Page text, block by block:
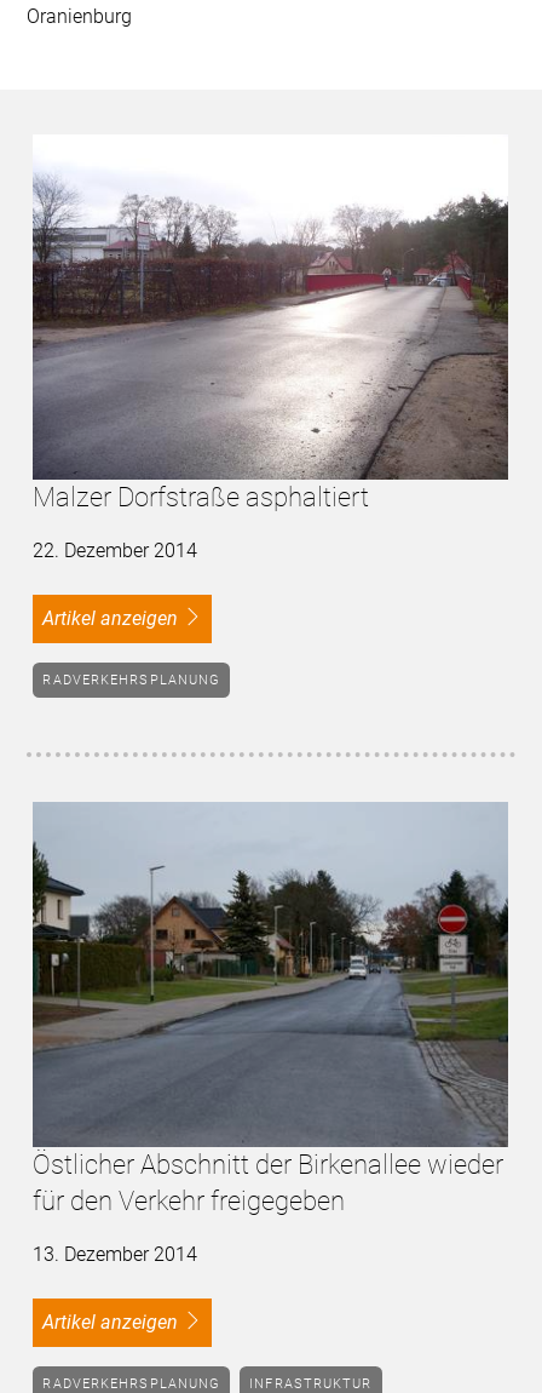
Oranienburg
Malzer Dorfstraße asphaltiert
22. Dezember 2014
Artikel anzeigen
RADVERKEHRSPLANUNG
Östlicher Abschnitt der Birkenallee wieder
für den Verkehr freigegeben
13. Dezember 2014
Artikel anzeigen
RADVERKEHRSPLANUNG INFRASTRUKTUR